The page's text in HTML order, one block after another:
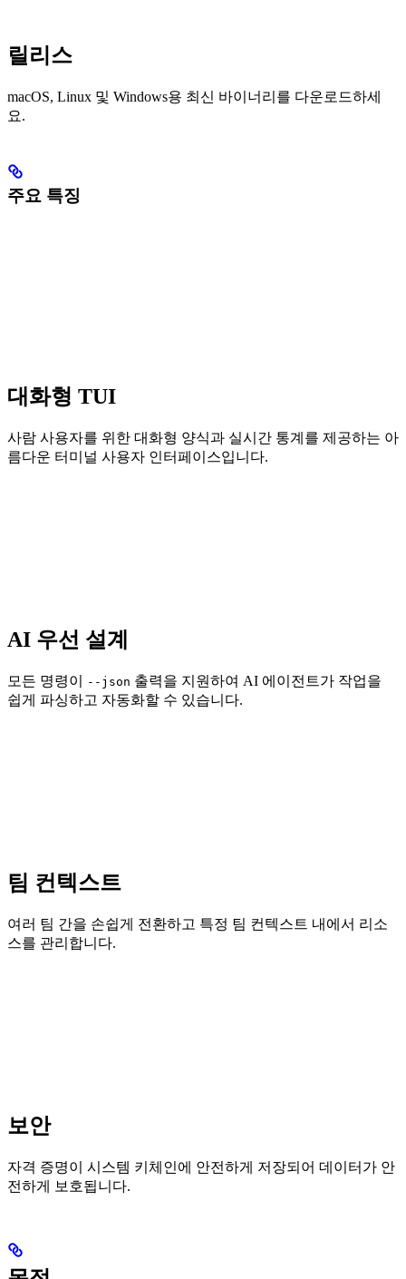
릴리스
macOS, Linux 및 Windows용 최신 바이너리를 다운로드하세
요.
주요 특징
대화형 TUI
사람 사용자를 위한 대화형 양식과 실시간 통계를 제공하는 아
름다운 터미널 사용자 인터페이스입니다.
AI 우선 설계
모든 명령이 --json 출력을 지원하여 AI 에이전트가 작업을
쉽게 파싱하고 자동화할 수 있습니다.
팀 컨텍스트
여러 팀 간을 손쉽게 전환하고 특정 팀 컨텍스트 내에서 리소
스를 관리합니다.
보안
자격 증명이 시스템 키체인에 안전하게 저장되어 데이터가 안
전하게 보호됩니다.